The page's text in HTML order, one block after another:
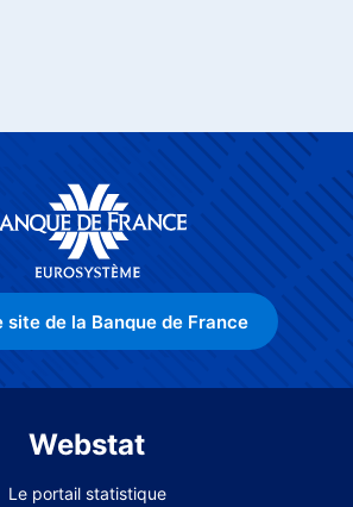
site de la Banque de France
Webstat
Le portail statistique